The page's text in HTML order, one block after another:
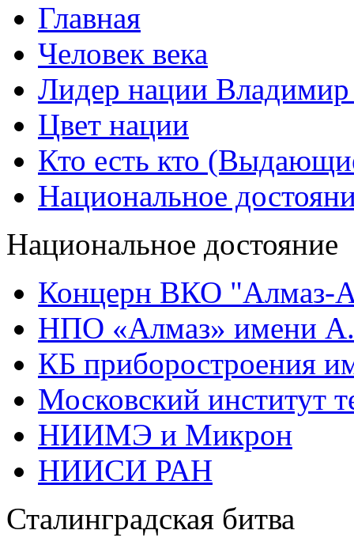
Главная
Человек века
Лидер нации
Цвет нации
Кто есть кто
Национальное
Национальное достояние
Концерн ВКО "Алмаз-
НПО «Алмаз» имени
КБ приборостроения
Московский институт
НИИМЭ и Микрон
НИИСИ РАН
Сталинградская битва